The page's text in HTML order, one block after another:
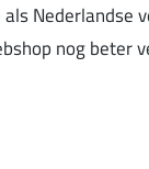
Nederlandse
nog beter